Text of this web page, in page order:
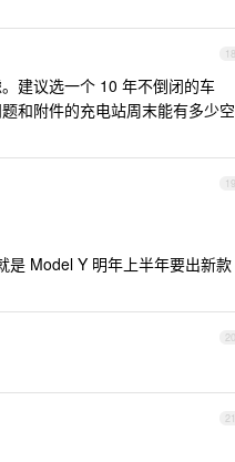
18
建议选一个 10 年不倒闭的车
和附件的充电站周末能有多少空
19
是 Model Y 明年上半年要出新款
20
21